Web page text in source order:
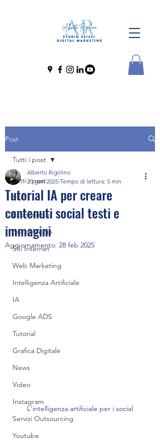
Post
Tutti i post
SEO
Ecommerce
Social Media
Siti Internet
Web Marketing
Intelligenza Artificiale
IA
Google ADS
Tutorial
Grafica Digitale
News
Video
Instagram
Servizi Outsourcing
Youtube
Tutti i post
Tutorial IA per creare
contenuti social testi e
immagini
Alberto Rigolino
25 gen 2025 Tempo di lettura: 5 min
Aggiornamento: 28 feb 2025
L'intelligenza artificiale per i social